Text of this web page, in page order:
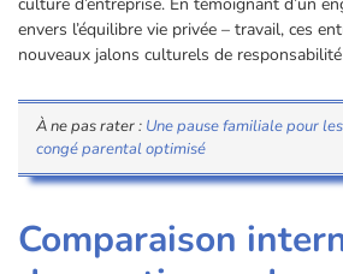
culture d’entreprise. En témoignant d’un
envers l’équilibre vie privée – travail, ces
nouveaux jalons culturels de
À ne pas rater : Une pause familiale pour
congé parental optimisé
Comparaison